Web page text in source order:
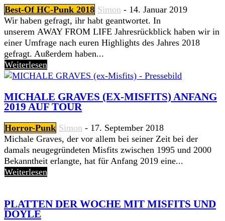
Best-Of HC-Punk 2018 Simon - 14. Januar 2019
Wir haben gefragt, ihr habt geantwortet. In
unserem AWAY FROM LIFE Jahresrückblick haben wir in
einer Umfrage nach euren Highlights des Jahres 2018
gefragt. Außerdem haben...
Weiterlesen
MICHALE GRAVES (EX-MISFITS) ANFANG
2019 AUF TOUR
Horror-Punk Simon - 17. September 2018
Michale Graves, der vor allem bei seiner Zeit bei der
damals neugegründeten Misfits zwischen 1995 und 2000
Bekanntheit erlangte, hat für Anfang 2019 eine...
Weiterlesen
PLATTEN DER WOCHE MIT MISFITS UND
DOYLE